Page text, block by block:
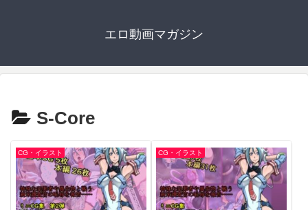
エロ動画マガジン
S-Core
CG・イラスト CG・イラスト